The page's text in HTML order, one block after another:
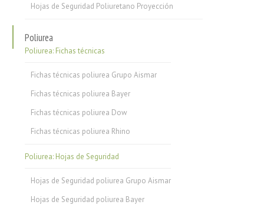
Hojas de Seguridad Poliuretano Proyección
Poliurea
Poliurea: Fichas técnicas
Fichas técnicas poliurea Grupo Aismar
Fichas técnicas poliurea Bayer
Fichas técnicas poliurea Dow
Fichas técnicas poliurea Rhino
Poliurea: Hojas de Seguridad
Hojas de Seguridad poliurea Grupo Aismar
Hojas de Seguridad poliurea Bayer